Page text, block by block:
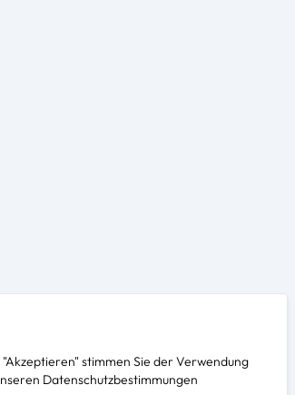
stimmen Sie der Verwendung
Datenschutzbestimmungen